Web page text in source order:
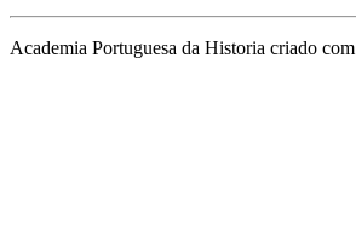
Academia Portuguesa da Historia criado com